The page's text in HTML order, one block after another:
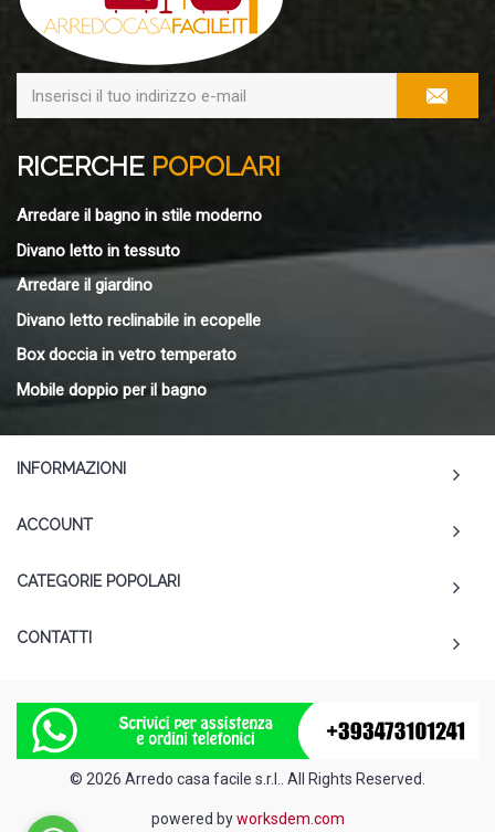
RICERCHE POPOLARI
Arredare il bagno in stile moderno
Divano letto in tessuto
Arredare il giardino
Divano letto reclinabile in ecopelle
Box doccia in vetro temperato
Mobile doppio per il bagno
INFORMAZIONI
ACCOUNT
CATEGORIE POPOLARI
CONTATTI
© 2026 Arredo casa facile s.r.l.. All Rights Reserved.
powered byworksdem.com